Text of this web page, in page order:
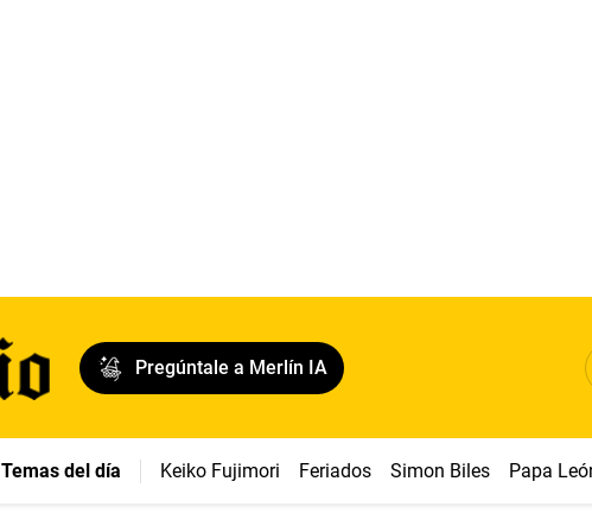
Pregúntale a Merlín IA
Temas del día Keiko Fujimori Feriados Simon Biles Papa